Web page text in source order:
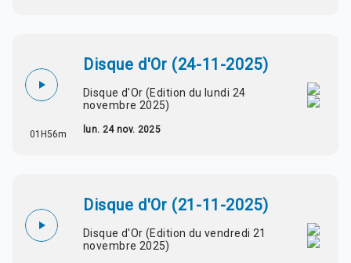
01H56m
Disque d'Or (24-11-2025)
Disque d'Or (Edition du lundi 24
novembre 2025)
lun. 24 nov. 2025
Disque d'Or (21-11-2025)
Disque d'Or (Edition du vendredi 21
novembre 2025)